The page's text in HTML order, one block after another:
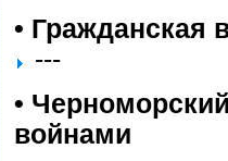
• Гражданская
---
•
войнами